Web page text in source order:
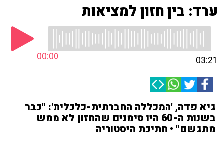
ערד: בין חזון למציאות
00:00 03:21
גיא פדה, 'המכללה החברתית-כלכלית': "כבר
בשנות ה-60 היו סימנים שהחזון לא ממש
מתגשם" • חתיכת היסטוריה